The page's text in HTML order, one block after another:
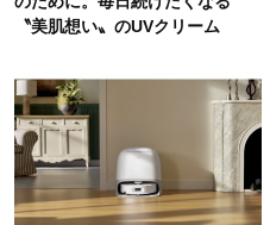
〝美肌想い〟のUVクリーム